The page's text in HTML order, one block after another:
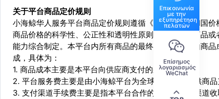
关于平台商品定价规则
小海鲸华人服务平台商品定价规则遵循《中华人民共和国
商品价格的科学性、公正性和透明性原则，依据相关商品
能力综合制定。本平台内所有商品的最终销售价格均由商
成，具体为：
1. 商品成本主要是本平台向供应商支付的采购成本；
2. 平台服务费主要是由小海鲸平台为全球华人用户提供商
3. 支付渠道手续费主要是指本平台合作的第三方支付渠道
Επικοινωνία
με την
εξυπηρέτηση
πελατών
Επίσημος
λογαριασμός
WeChat